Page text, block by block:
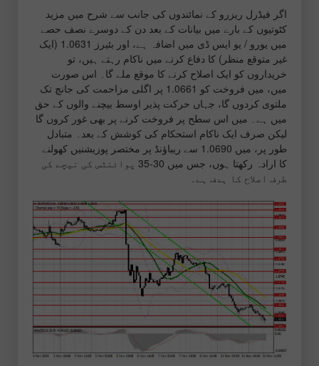
اگر فیڈرل ریزرو کے نمائندوں کی جانب سے شرح میں مزید
کٹوتیوں کے بارے میں بیانات کے بعد دن کے دوسرے نصف حصے
میں یورو / یو ایس ڈی میں اضافہ ہے، اور بئیرز 1.0631 (ایک
غیر متوقع منظر) کا دفاع کرنے میں ناکام رہتے ہیں، تو
خریداروں کو ایک اصلاح کرنے کا موقع ملے گا۔ اس صورت
میں، میں فروخت کو 1.0661 پر اگلی مزاحمت کی جانچ تک
ملتوی کردوں گا، جہاں حرکت پذیر اوسط بیچنے والوں کے حق
میں ہے۔ میں اس سطح پر فروخت کرنے پر بھی غور کروں گا
لیکن صرف ایک ناکام استحکام کی کوشش کے بعد۔ متبادل
طور پر، میں 1.0690 سے ریباؤنڈ پر مختصر پوزیشنیں کھولنے
کا ارادہ رکھتا ہوں، جس میں 30-35 پوائنٹس کی نیچے کی
طرف اصلاح کا ہدف ہے۔